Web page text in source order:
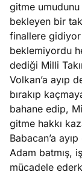
gitme
bekleyen bir
finallere gidiyor
beklemiyordu
dediği Milli
Volkan’a ayıp
bırakıp
bahane edip,
gitme hakkı
Babacan’a
Adam batmış,
mücadele